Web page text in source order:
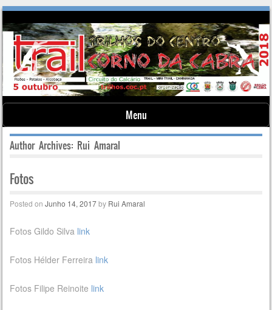
Menu
Skip to content
Author Archives: Rui Amaral
Fotos
Posted on Junho 14, 2017by Rui Amaral
Fotos Gildo Silvalink
Fotos Hélder Ferreira link
Fotos Filipe Reinoite link